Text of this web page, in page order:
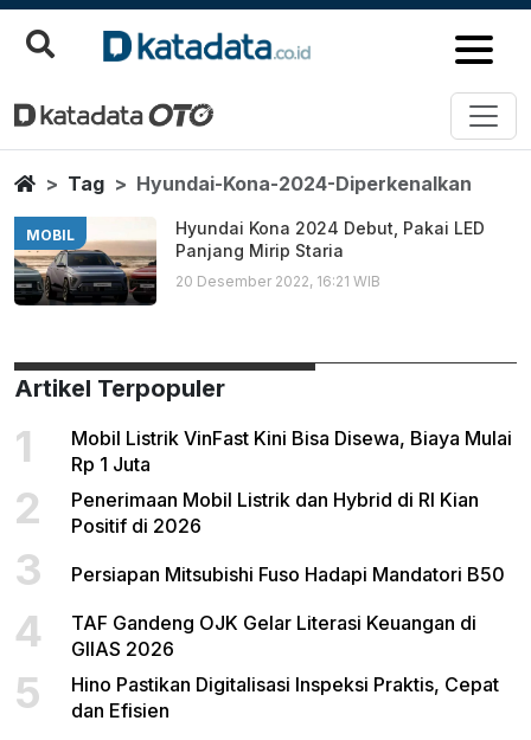
Hyundai Kona 2024
Berita Terbaru
HomeTag Hyundai-Kona-2024-Diperkenalkan
MOBIL
Hyundai Kona 2024 Debut, Pakai LED
Panjang Mirip Staria
20 Desember 2022, 16:21 WIB
Artikel Terpopuler
1
Mobil Listrik VinFast Kini Bisa Disewa, Biaya Mulai
Rp 1 Juta
2
Penerimaan Mobil Listrik dan Hybrid di RI Kian
Positif di 2026
3 Persiapan Mitsubishi Fuso Hadapi Mandatori B50
4
TAF Gandeng OJK Gelar Literasi Keuangan di
GIIAS 2026
5
Hino Pastikan Digitalisasi Inspeksi Praktis, Cepat
dan Efisien